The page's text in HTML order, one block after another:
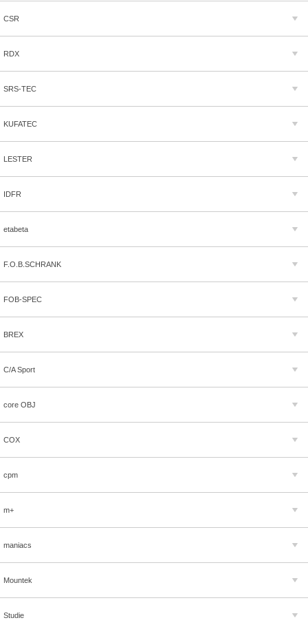
CSR
RDX
SRS-TEC
KUFATEC
LESTER
IDFR
etabeta
F.O.B.SCHRANK
FOB-SPEC
BREX
C/A Sport
core OBJ
COX
cpm
m+
maniacs
Mountek
Studie